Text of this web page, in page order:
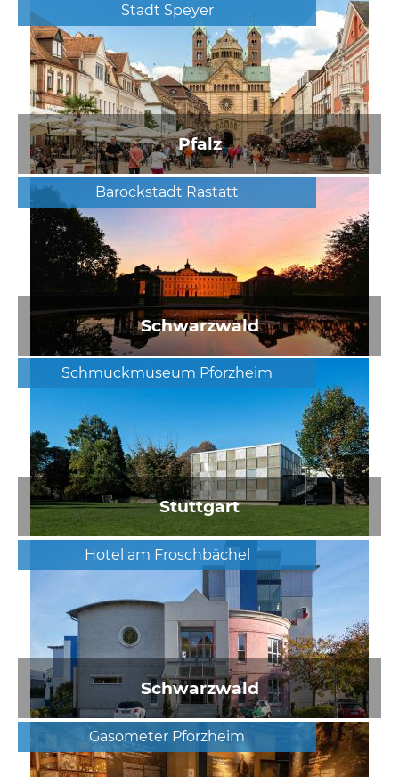
Stadt Speyer
Pfalz
Barockstadt Rastatt
Schwarzwald
Schmuckmuseum Pforzheim
Stuttgart
Hotel am Froschbächel
Schwarzwald
Gasometer Pforzheim